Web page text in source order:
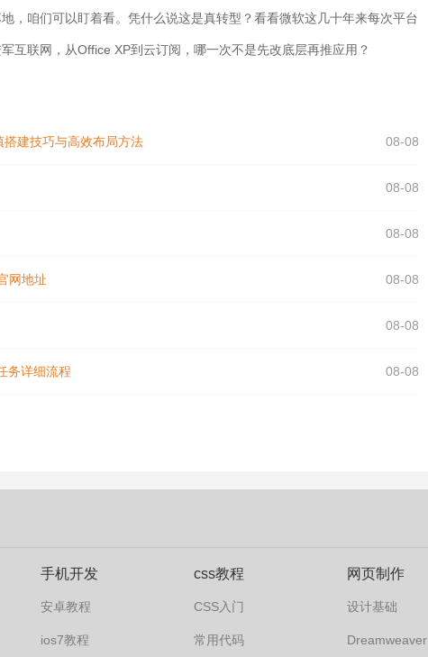
，咱们可以盯着看。凭什么说这是真转型？看看微软这几十年来每次平台
联网，从Office XP到云订阅，哪一次不是先改底层再推应用？
建技巧与高效布局方法 08-08
08-08
08-08
网地址 08-08
08-08
务详细流程 08-08
手机开发
安卓教程
ios7教程
css教程
CSS入门
常用代码
网页制作
设计基础
Dreamweaver